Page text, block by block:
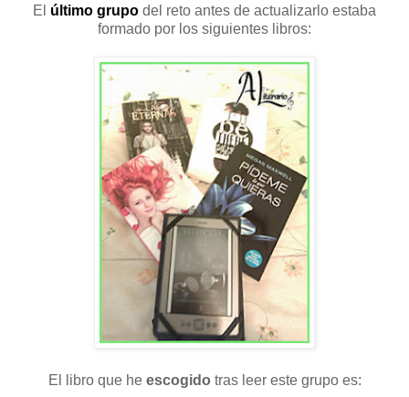
El último grupo del reto antes de actualizarlo estaba
formado por los siguientes libros:
El libro que he escogido tras leer este grupo es: